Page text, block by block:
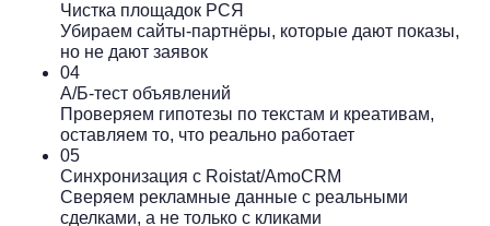
Чистка площадок РСЯ
Убираем сайты-партнёры, которые дают показы,
но не дают заявок
04
A/Б-тест объявлений
Проверяем гипотезы по текстам и креативам,
оставляем то, что реально работает
05
Синхронизация с Roistat/AmoCRM
Сверяем рекламные данные с реальными
сделками, а не только с кликами